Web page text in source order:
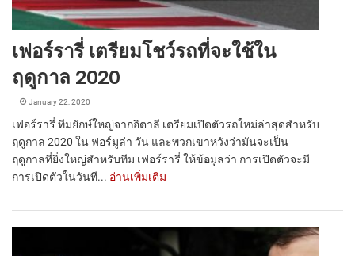
เฟอร์รารี่ เตรียมโชว์รถที่จะใช้ใน
ฤดูกาล 2020
January 22, 2020
เฟอร์รารี่ ทีมยักษ์ใหญ่จากอิตาลี เตรียมเปิดตัวรถใหม่ล่าสุดสำหรับ
ฤดูกาล 2020 ใน ฟอร์มูล่า วัน และพวกเขาหวังว่ามันจะเป็น
ฤดูกาลที่ยิ่งใหญ่สำหรับทีม เฟอร์รารี่ ให้ข้อมูลว่า การเปิดตัวจะมี
การเปิดตัวในวันที... อ่านเพิ่มเติม